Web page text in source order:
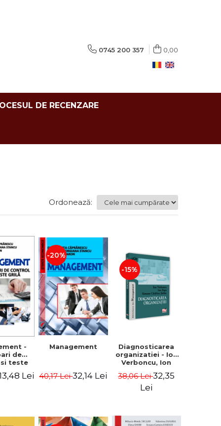
0745 200 357 0,00
DE RECENZARE
Ordonează:
-
de
teste
Lei
-20%
Management
40,17 Lei32,14 Lei
-15%
Diagnosticarea
organizatiei - Ion
Verboncu, Ion
Catalina Stefan
38,06 Lei32,35
Lei